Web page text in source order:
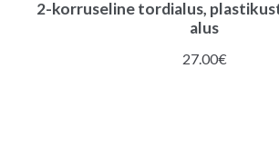
2-korruseline tordialus,
alus
27.00€